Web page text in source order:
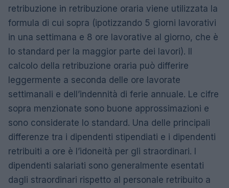
retribuzione in retribuzione oraria viene utilizzata la
formula di cui sopra (ipotizzando 5 giorni lavorativi
in ​​una settimana e 8 ore lavorative al giorno, che è
lo standard per la maggior parte dei lavori). Il
calcolo della retribuzione oraria può differire
leggermente a seconda delle ore lavorate
settimanali e dell’indennità di ferie annuale. Le cifre
sopra menzionate sono buone approssimazioni e
sono considerate lo standard. Una delle principali
differenze tra i dipendenti stipendiati e i dipendenti
retribuiti a ore è l’idoneità per gli straordinari. I
dipendenti salariati sono generalmente esentati
dagli straordinari rispetto al personale retribuito a